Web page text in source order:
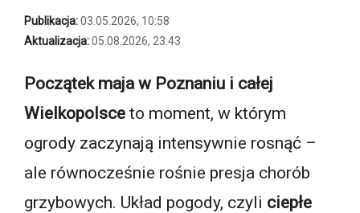
Publikacja:03.05.2026, 10:58
Aktualizacja:05.08.2026, 23:43
Początek maja w Poznaniu i całej
Wielkopolsce to moment, w którym
ogrody zaczynają intensywnie rosnąć –
ale równocześnie rośnie presja chorób
grzybowych. Układ pogody, czyli ciepłe